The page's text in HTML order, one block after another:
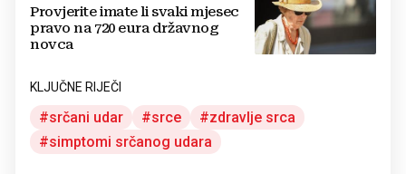
Provjerite imate li svaki mjesec
pravo na 720 eura državnog
novca
KLJUČNE RIJEČI
srčani udar srce
zdravlje srca
simptomi srčanog udara